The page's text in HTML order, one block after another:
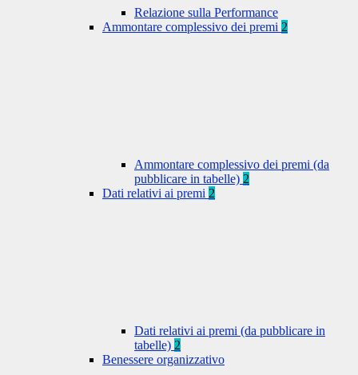
Relazione sulla Performance
Ammontare complessivo dei premi 2
Ammontare complessivo dei premi (da
pubblicare in tabelle) 2
Dati relativi ai premi 2
Dati relativi ai premi (da pubblicare in
tabelle) 2
Benessere organizzativo